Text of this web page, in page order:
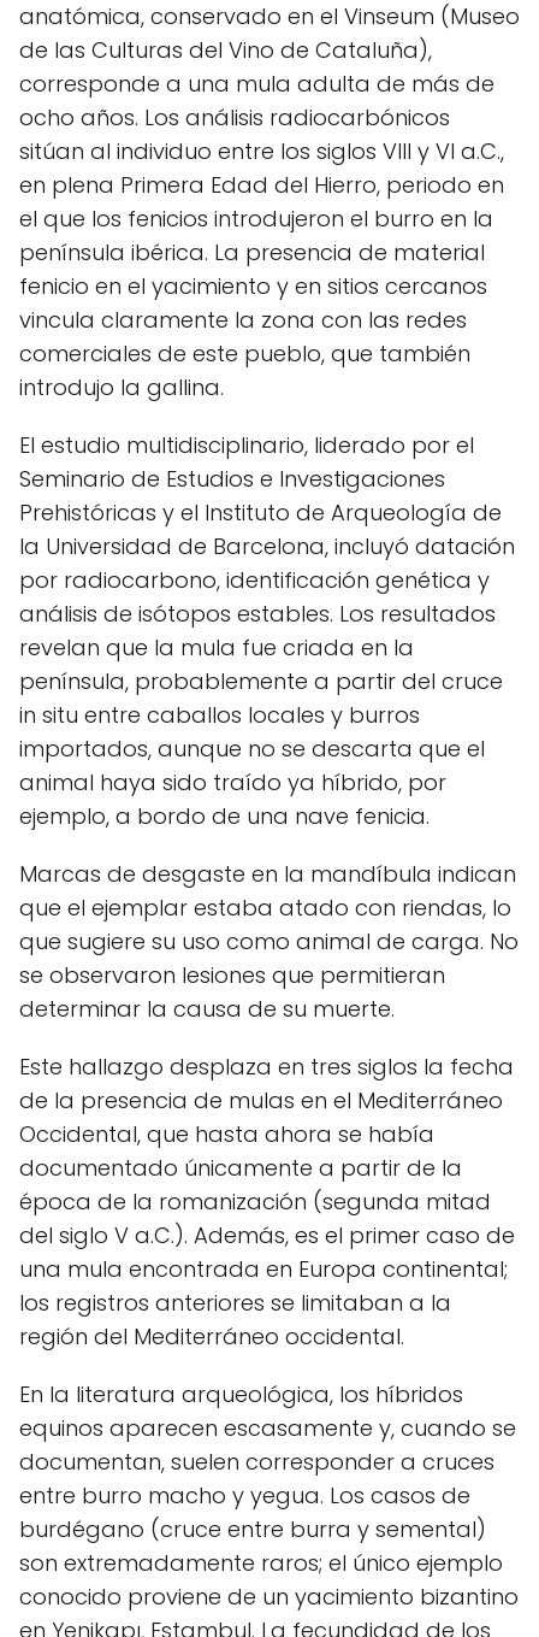
anatómica, conservado en el Vinseum (Museo
de las Culturas del Vino de Cataluña),
corresponde a una mula adulta de más de
ocho años. Los análisis radiocarbónicos
sitúan al individuo entre los siglos VIII y VI a.C.,
en plena Primera Edad del Hierro, periodo en
el que los fenicios introdujeron el burro en la
península ibérica. La presencia de material
fenicio en el yacimiento y en sitios cercanos
vincula claramente la zona con las redes
comerciales de este pueblo, que también
introdujo la gallina.
El estudio multidisciplinario, liderado por el
Seminario de Estudios e Investigaciones
Prehistóricas y el Instituto de Arqueología de
la Universidad de Barcelona, incluyó datación
por radiocarbono, identificación genética y
análisis de isótopos estables. Los resultados
revelan que la mula fue criada en la
península, probablemente a partir del cruce
in situ entre caballos locales y burros
importados, aunque no se descarta que el
animal haya sido traído ya híbrido, por
ejemplo, a bordo de una nave fenicia.
Marcas de desgaste en la mandíbula indican
que el ejemplar estaba atado con riendas, lo
que sugiere su uso como animal de carga. No
se observaron lesiones que permitieran
determinar la causa de su muerte.
Este hallazgo desplaza en tres siglos la fecha
de la presencia de mulas en el Mediterráneo
Occidental, que hasta ahora se había
documentado únicamente a partir de la
época de la romanización (segunda mitad
del siglo V a.C.). Además, es el primer caso de
una mula encontrada en Europa continental;
los registros anteriores se limitaban a la
región del Mediterráneo occidental.
En la literatura arqueológica, los híbridos
equinos aparecen escasamente y, cuando se
documentan, suelen corresponder a cruces
entre burro macho y yegua. Los casos de
burdégano (cruce entre burra y semental)
son extremadamente raros; el único ejemplo
conocido proviene de un yacimiento bizantino
en Yenikapı, Estambul. La fecundidad de los